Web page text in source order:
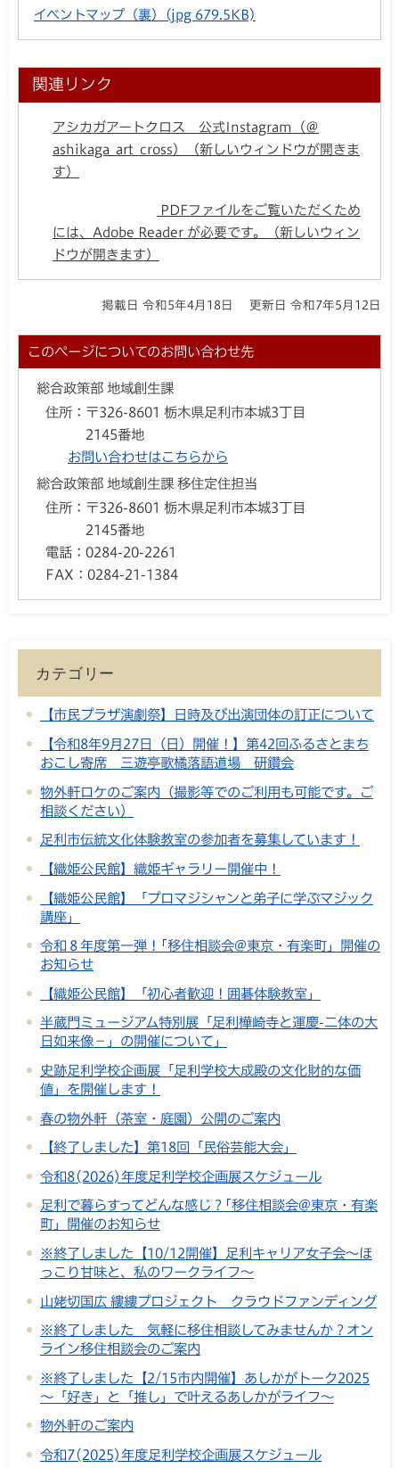
イベントマップ（裏） (jpg 679.5KB)
関連リンク
アシカガアートクロス 公式Instagram（＠
ashikaga_art_cross）（新しいウィンドウが開きま
す）
PDFファイルをご覧いただくため
には、Adobe Reader が必要です。（新しいウィン
ドウが開きます）
掲載日 令和5年4月18日 更新日 令和7年5月12日
このページについてのお問い合わせ先
総合政策部 地域創生課
住所： 〒326-8601 栃木県足利市本城3丁目
2145番地
お問い合わせはこちらから
総合政策部 地域創生課 移住定住担当
住所： 〒326-8601 栃木県足利市本城3丁目
2145番地
電話： 0284-20-2261
FAX： 0284-21-1384
カテゴリー
【市民プラザ演劇祭】日時及び出演団体の訂正について
【令和8年9月27日（日）開催！】第42回ふるさとまち
おこし寄席 三遊亭歌橘落語道場 研鑽会
物外軒ロケのご案内（撮影等でのご利用も可能です。ご
相談ください）
足利市伝統文化体験教室の参加者を募集しています！
【織姫公民館】織姫ギャラリー開催中！
【織姫公民館】「プロマジシャンと弟子に学ぶマジック
講座」
令和８年度第一弾！｢移住相談会@東京・有楽町」開催の
お知らせ
【織姫公民館】「初心者歓迎！囲碁体験教室」
半蔵門ミュージアム特別展「足利樺崎寺と運慶-二体の大
日如来像－」の開催について」
史跡足利学校企画展「足利学校大成殿の文化財的な価
値」を開催します！
春の物外軒（茶室・庭園）公開のご案内
【終了しました】第18回「民俗芸能大会」
令和8(2026)年度足利学校企画展スケジュール
足利で暮らすってどんな感じ？｢移住相談会@東京・有楽
町」開催のお知らせ
※終了しました【10/12開催】足利キャリア女子会～ほ
っこり甘味と、私のワークライフ～
山姥切国広 縷縷プロジェクト クラウドファンディング
※終了しました 気軽に移住相談してみませんか？オン
ライン移住相談会のご案内
※終了しました【2/15市内開催】あしかがトーク2025
～「好き」と「推し」で叶えるあしかがライフ～
物外軒のご案内
令和7(2025)年度足利学校企画展スケジュール